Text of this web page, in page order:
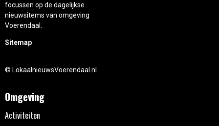
focussen op de dagelijkse
nieuwsitems van omgeving
Voerendaal.
Sitemap
© LokaalnieuwsVoerendaal.nl
Omgeving
Activiteiten